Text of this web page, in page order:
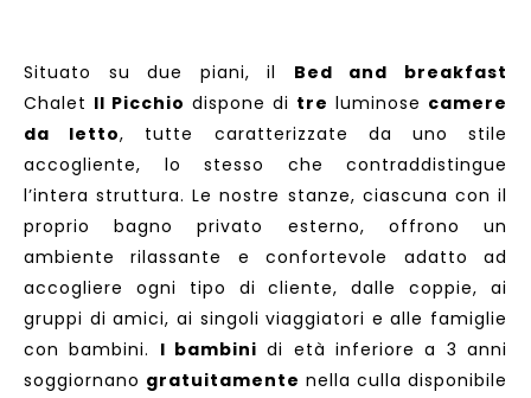
Situato su due piani, il Bed and breakfast
Chalet Il Picchio dispone di tre luminose camere
da letto, tutte caratterizzate da uno stile
accogliente, lo stesso che contraddistingue
l’intera struttura. Le nostre stanze, ciascuna con il
proprio bagno privato esterno, offrono un
ambiente rilassante e confortevole adatto ad
accogliere ogni tipo di cliente, dalle coppie, ai
gruppi di amici, ai singoli viaggiatori e alle famiglie
con bambini. I bambini di età inferiore a 3 anni
soggiornano gratuitamente nella culla disponibile